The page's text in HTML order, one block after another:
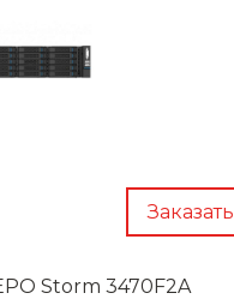
Заказать
Storm 3470F2A